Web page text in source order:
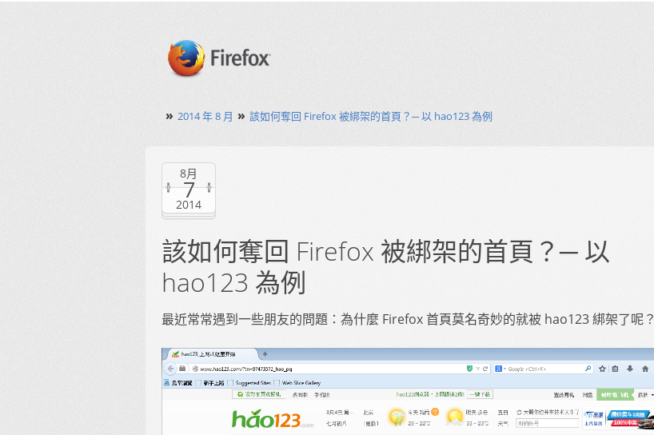
» 2014 年 8 月 » 該如何奪回 Firefox 被綁架的首頁？─ 以 hao123 為例
8月
7
2014
該如何奪回 Firefox 被綁架的首頁？─ 以
hao123 為例
最近常常遇到一些朋友的問題：為什麼 Firefox 首頁莫名奇妙的就被 hao123 綁架了呢？